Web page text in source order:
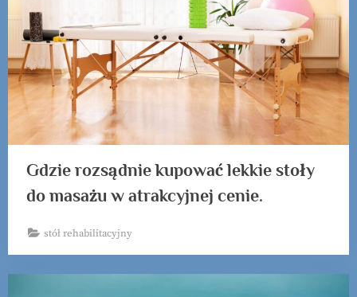
Gdzie rozsądnie kupować lekkie stoły
do masażu w atrakcyjnej cenie.
stół rehabilitacyjny